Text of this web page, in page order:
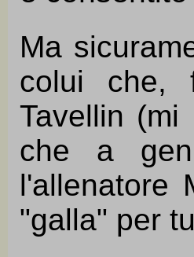
Ma
colui che,
Tavellin
che a
l'allenatore
"galla" per